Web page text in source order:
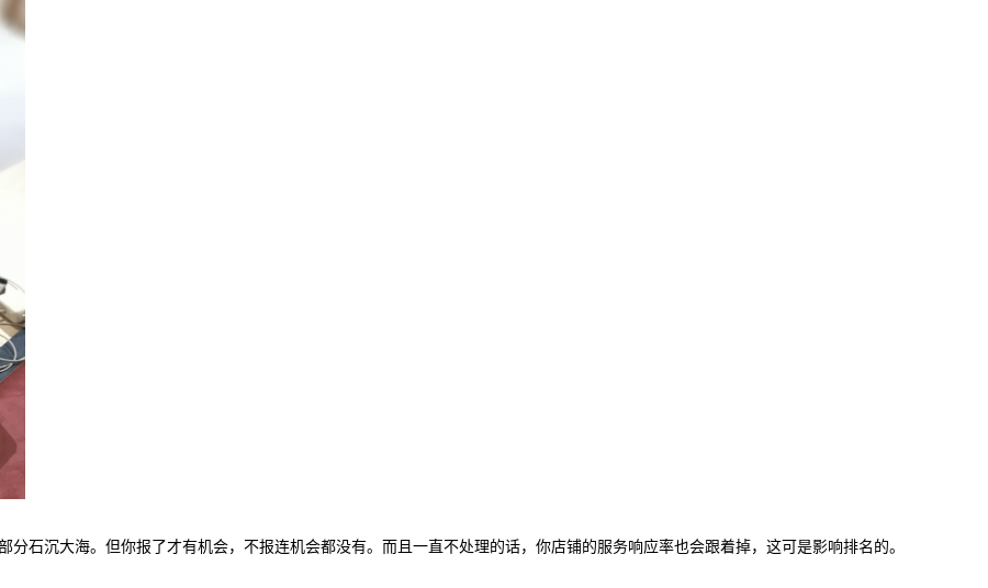
石沉大海。但你报了才有机会，不报连机会都没有。而且一直不处理的话，你店铺的服务响应率也会跟着掉，这可是影响排名的。